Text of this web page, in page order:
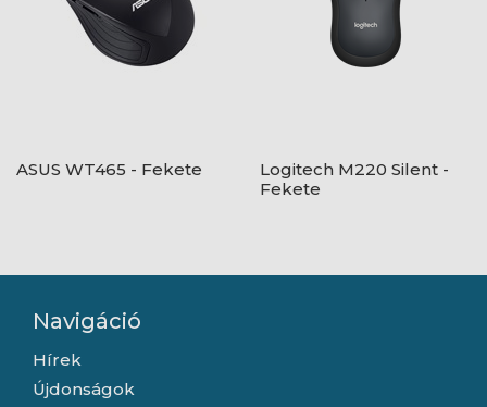
ASUS WT465 - Fekete
Logitech M220 Silent -
Fekete
Navigáció
Hírek
Újdonságok